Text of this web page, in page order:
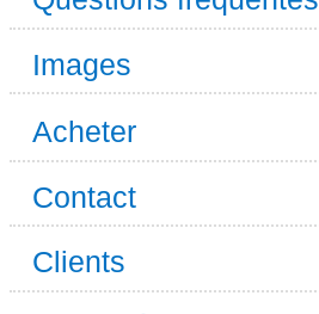
Images
Acheter
Contact
Clients